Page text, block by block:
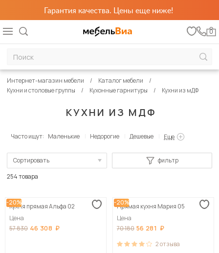
Гарантия качества. Цены еще ниже!
0
КУХНИ ИЗ МДФ
Интернет-магазин мебели
Каталог мебели
Кухни и столовые группы
Кухонные гарнитуры Кухни из мДФ
Часто ищут: Маленькие Недорогие Дешевые Еще
Сортировать
Сначала дорогие
фильтр
254 товара
-20%
Кухня прямая Альфа 02
Цена
57 830 46 308
-20%
Прямая кухня Мария 05
Цена
70 180 56 281
2отзыва